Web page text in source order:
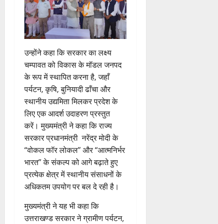
उन्होंने कहा कि सरकार का लक्ष्य
चम्पावत को विकास के मॉडल जनपद
के रूप में स्थापित करना है, जहाँ
पर्यटन, कृषि, बुनियादी ढाँचा और
स्थानीय उद्यमिता मिलकर प्रदेश के
लिए एक आदर्श उदाहरण प्रस्तुत
करें। मुख्यमंत्री ने कहा कि राज्य
सरकार प्रधानमंत्री नरेंद्र मोदी के
“वोकल फॉर लोकल” और “आत्मनिर्भर
भारत” के संकल्प को आगे बढ़ाते हुए
प्रत्येक क्षेत्र में स्थानीय संसाधनों के
अधिकतम उपयोग पर बल दे रही है।
मुख्यमंत्री ने यह भी कहा कि
उत्तराखण्ड सरकार ने ग्रामीण पर्यटन,